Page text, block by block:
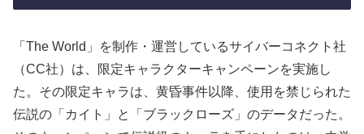
「The World」を制作・運営しているサイバーコネクト社
（CC社）は、限定キャラクターキャンペーンを実施し
た。その限定キャラは、黄昏事件以降、使用を禁じられた
伝説の「カイト」と「ブラックローズ」のデータだった。